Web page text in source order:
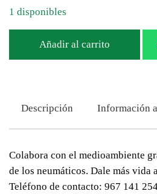
1 disponibles
Añadir al carrito
Descripción Información
Colabora con el medioambiente
de los neumáticos. Dale más vida
Teléfono de contacto: 967 141